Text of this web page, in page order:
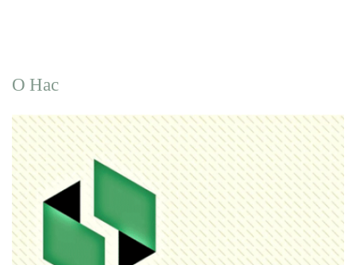
О Нас